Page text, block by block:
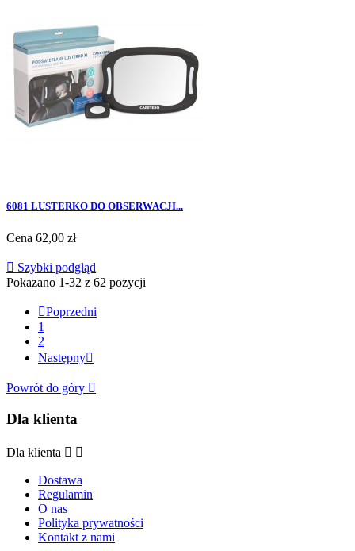
6081 LUSTERKO DO OBSERWACJI...
Cena 62,00 zł
 Szybki podgląd
Pokazano 1-32 z 62 pozycji
Poprzedni
1
2
Następny
Powrót do góry 
Dla klienta
Dla klienta  
Dostawa
Regulamin
O nas
Polityka prywatności
Kontakt z nami